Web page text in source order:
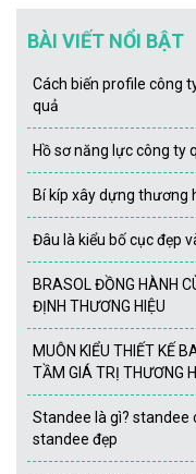
BÀI VIẾT NỔI BẬT
Cách biến profile công
quả
Hồ sơ năng lực công ty
Bí kíp xây dựng thương
Đâu là kiểu bố cục đẹp
BRASOL ĐỒNG HÀNH
ĐỊNH THƯƠNG HIỆU
MUÔN KIỂU THIẾT KẾ
TẦM GIÁ TRỊ THƯƠNG
Standee là gì? standee
standee đẹp